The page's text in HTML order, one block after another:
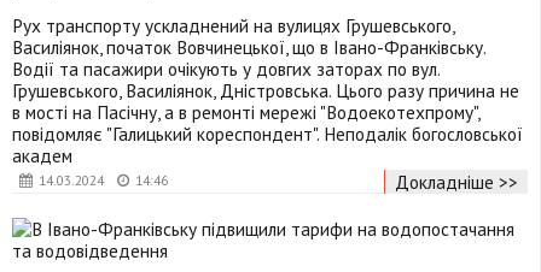
14.03.2024 14:46
Рух транспорту ускладнений на вулицях Грушевського,
Василіянок, початок Вовчинецької, що в Івано-Франківську.
Водії та пасажири очікують у довгих заторах по вул.
Грушевського, Василіянок, Дністровська. Цього разу причина не
в мості на Пасічну, а в ремонті мережі "Водоекотехпрому",
повідомляє "Галицький кореспондент". Неподалік богословської
академ
Докладніше >>